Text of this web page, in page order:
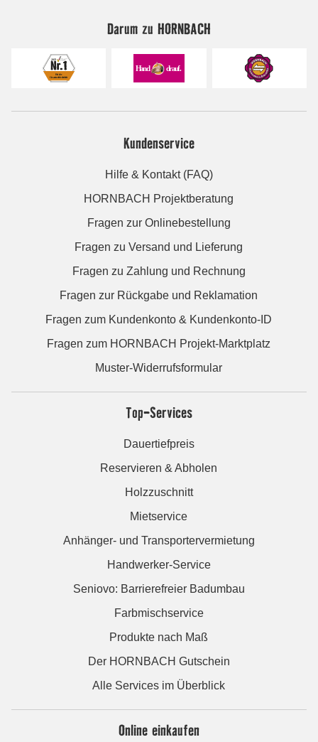
Darum zu HORNBACH
Kundenservice
Hilfe & Kontakt (FAQ)
HORNBACH Projektberatung
Fragen zur Onlinebestellung
Fragen zu Versand und Lieferung
Fragen zu Zahlung und Rechnung
Fragen zur Rückgabe und Reklamation
Fragen zum Kundenkonto & Kundenkonto-ID
Fragen zum HORNBACH Projekt-Marktplatz
Muster-Widerrufsformular
Top-Services
Dauertiefpreis
Reservieren & Abholen
Holzzuschnitt
Mietservice
Anhänger- und Transportervermietung
Handwerker-Service
Seniovo: Barrierefreier Badumbau
Farbmischservice
Produkte nach Maß
Der HORNBACH Gutschein
Alle Services im Überblick
Online einkaufen